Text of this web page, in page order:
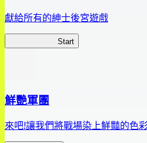
獻給所有的紳士後宮遊戲
Start
鮮艷軍團
來吧!讓我們將戰場染上鮮豔的色